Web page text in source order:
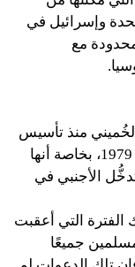
وإسرائيل في
مع
منذ تأسيس
نظام ولاية الفقيه بعد الثورة الإسلامية عام 1979، بخاصة أنها
الأجنبي في
التي أعقبت
جميعًا